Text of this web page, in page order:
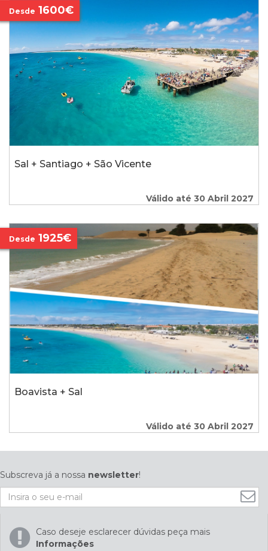
Sal + Santiago + São Vicente
Válido até 30 Abril 2027
Desde 1600€
Boavista + Sal
Válido até 30 Abril 2027
Desde 1925€
Subscreva já a nossa newsletter!
Caso deseje esclarecer dúvidas peça mais
Informações